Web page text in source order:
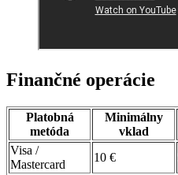
Finančné operácie
Platobná
metóda
Minimálny
vklad
Visa /
Mastercard
10 €